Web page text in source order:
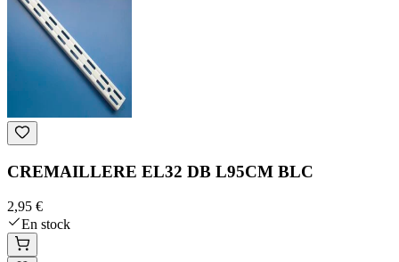
CREMAILLERE EL32 DB L95CM BLC
2,95 €
En stock